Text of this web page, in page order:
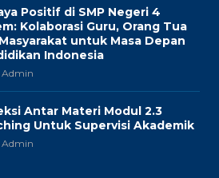
Positif di SMP Negeri 4
Kolaborasi Guru, Orang Tua
untuk Masa Depan
Indonesia
Admin
Antar Materi Modul 2.3
Untuk Supervisi Akademik
Admin